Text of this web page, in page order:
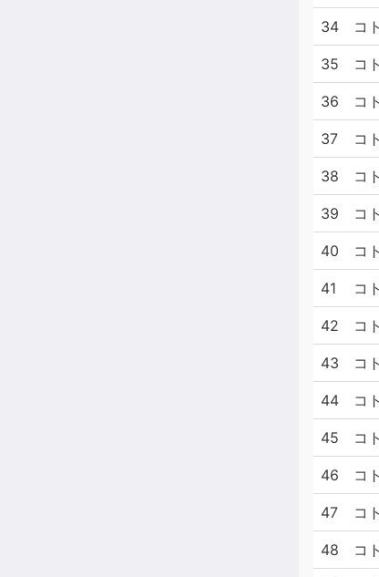
34 コ
35 コ
36 コ
37 コ
38 コ
39 コ
40 コ
41 コ
42 コ
43 コ
44 コ
45 コ
46 コ
47 コ
48 コ